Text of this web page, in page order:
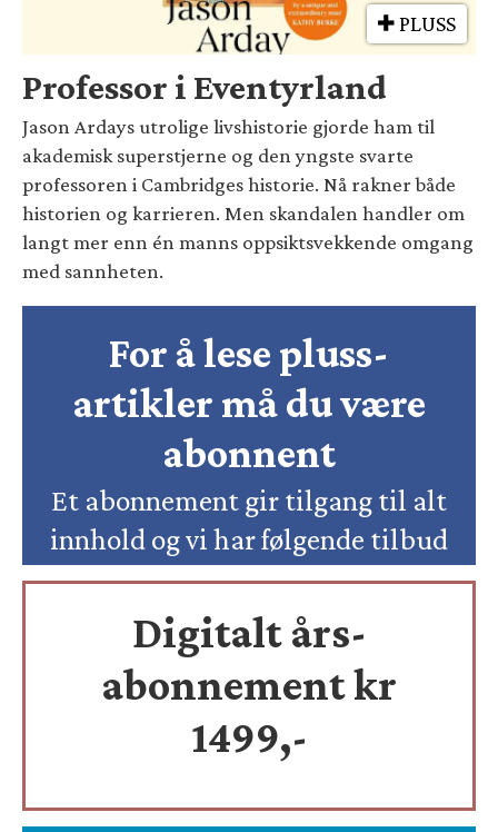
PLUSS
Professor i Eventyrland
Jason Ardays utrolige livshistorie gjorde ham til
akademisk superstjerne og den yngste svarte
professoren i Cambridges historie. Nå rakner både
historien og karrieren. Men skandalen handler om
langt mer enn én manns oppsiktsvekkende omgang
med sannheten.
For å lese pluss-
artikler må du være
abonnent
Et abonnement gir tilgang til alt
innhold og vi har følgende tilbud
Digitalt års-
abonnement kr
1499,-